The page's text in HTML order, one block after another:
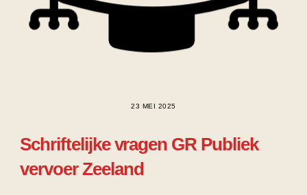
23 MEI 2025
Schriftelijke vragen GR Publiek
vervoer Zeeland